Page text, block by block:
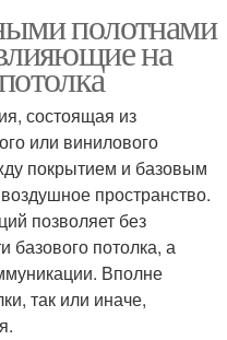
полотнами
на
состоящая из
или винилового
покрытием и базовым
пространство.
позволяет без
базового потолка, а
Вполне
так или иначе,